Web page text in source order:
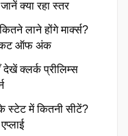
क्या रहा स्तर
लाने होंगे मार्क्स?
कट ऑफ अंक
क्लर्क प्रीलिम्स
में कितनी सीटें?